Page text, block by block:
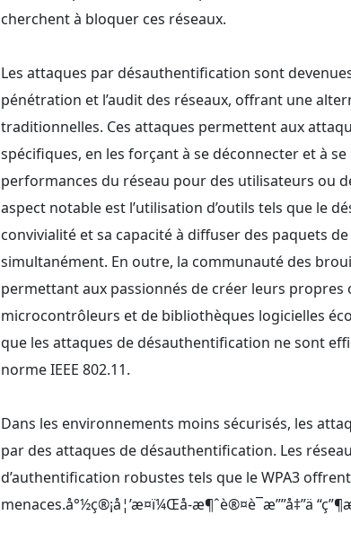
cherchent à bloquer ces réseaux.
Les attaques par désauthentification sont
pénétration et l’audit des réseaux, offrant une
traditionnelles. Ces attaques permettent aux
spécifiques, en les forçant à se déconnecter et à
performances du réseau pour des utilisateurs ou
aspect notable est l’utilisation d’outils tels que le
convivialité et sa capacité à diffuser des paquets
simultanément. En outre, la communauté des
permettant aux passionnés de créer leurs propres
microcontrôleurs et de bibliothèques logicielles
que les attaques de désauthentification ne sont
norme IEEE 802.11.
Dans les environnements moins sécurisés, les
par des attaques de désauthentification. Les
d’authentification robustes tels que le WPA3
menaces.å°½ç®¡å¦’æ¤ï¼Œå-æ¶ˆè®¤è¯æ””å‡”ä